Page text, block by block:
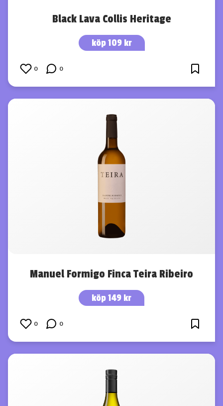
Black Lava Collis Heritage
köp 109 kr
0 0
Manuel Formigo Finca Teira Ribeiro
köp 149 kr
0 0